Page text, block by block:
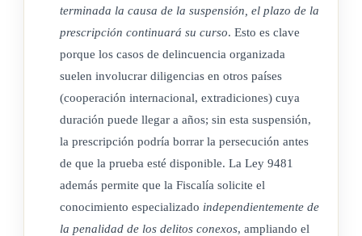
terminada la causa de la suspensión, el plazo de la
prescripción continuará su curso. Esto es clave
porque los casos de delincuencia organizada
suelen involucrar diligencias en otros países
(cooperación internacional, extradiciones) cuya
duración puede llegar a años; sin esta suspensión,
la prescripción podría borrar la persecución antes
de que la prueba esté disponible. La Ley 9481
además permite que la Fiscalía solicite el
conocimiento especializado independientemente de
la penalidad de los delitos conexos, ampliando el